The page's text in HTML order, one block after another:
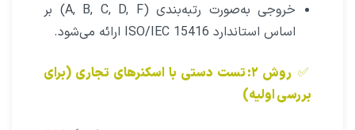
خروجی به‌صورت رتبه‌بندی (A, B, C, D, F) بر
اساس استاندارد ISO/IEC 15416 ارائه می‌شود.
✅
روش ۲: تست دستی با اسکنرهای تجاری (برای
بررسی اولیه)